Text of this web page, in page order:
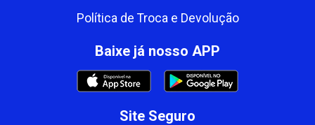
Política de Troca e Devolução
Baixe já nosso APP
Site Seguro